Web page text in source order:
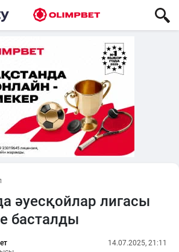
әуесқойлар лигасы
басталды
14.07.2025, 21:11